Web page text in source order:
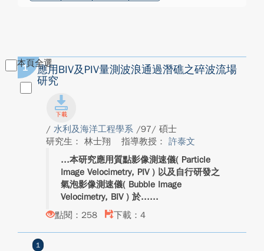
本頁全選
1
應用BIV及PIV量測波浪通過潛礁之碎波流場
研究
/ 水利及海洋工程學系 /97/ 碩士
研究生： 林士翔
指導教授： 許泰文
本研究應用質點影像測速儀( Particle
Image Velocimetry, PIV ) 以及自行研發之
氣泡影像測速儀( Bubble Image
Velocimetry, BIV ) 於...
點閱：258
下載：4
1